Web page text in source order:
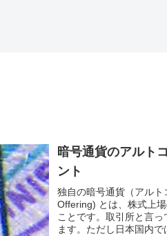
暗号通貨のアルト
ント
独自の暗号通貨（アル
Offering) とは、株式上
ことです。取引所と言
ます。ただし日本国内で